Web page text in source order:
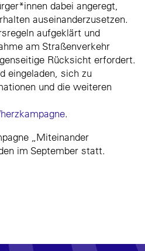
dabei angeregt,
auseinanderzusetzen.
aufgeklärt und
am Straßenverkehr
Rücksicht erfordert.
eingeladen, sich zu
und die weiteren
.
„Miteinander
im September statt.